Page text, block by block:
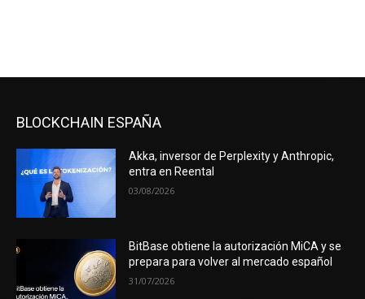
BLOCKCHAIN ESPAÑA
Akka, inversor de Perplexity y Anthropic,
entra en Reental
03/08/2026
BitBase obtiene la autorización MiCA y se
prepara para volver al mercado español
31/07/2026